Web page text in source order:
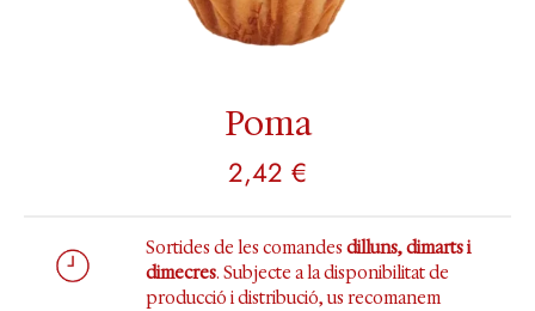
Poma
2,42 €
Sortides de les comandes dilluns, dimarts i
dimecres. Subjecte a la disponibilitat de
producció i distribució, us recomanem